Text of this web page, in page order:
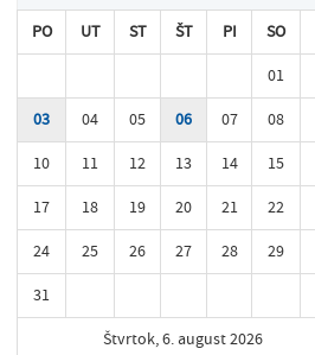
PO UT ST ŠT PI SO
01
03
04 05 06 07 08
10
11 12 13 14 15
17
18 19 20 21 22
24
25 26 27 28 29
31
Štvrtok, 6. august 2026